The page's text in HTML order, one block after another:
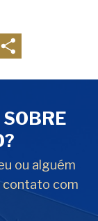
ou alguém
contato com